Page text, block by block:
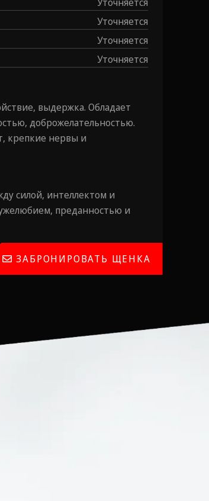
Уточняется
Уточняется
Уточняется
выдержка. Обладает
доброжелательностью.
крепкие нервы и
силой, интеллектом и
преданностью и
ЗАБРОНИРОВАТЬ ЩЕНКА